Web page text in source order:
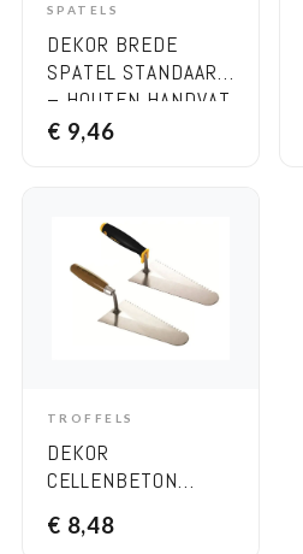
ADD TO CART
SPATELS
DEKOR BREDE
SPATEL STANDAARD
– HOUTEN HANDVAT,
BREEDTE 300 MM
€ 9,46
ADD TO CART
TROFFELS
DEKOR
CELLENBETON
HANDVAT 112×220
€ 8,48